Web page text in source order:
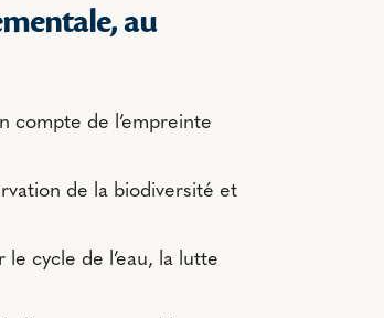
au
compte de l’empreinte
de la biodiversité et
cycle de l’eau, la lutte